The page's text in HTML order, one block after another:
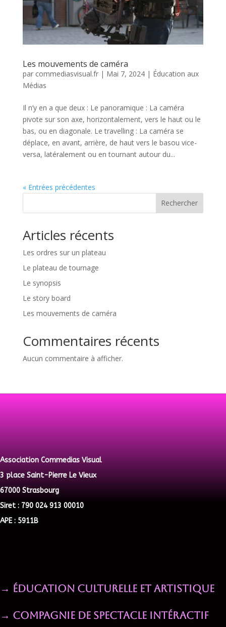
Les mouvements de caméra
par commediasvisual.fr| Mai 7, 2024| Éducation aux
Médias
Il n’y en a que deux : Le panoramique : La caméra
pivote sur son axe, horizontalement, vers le haut ou le
bas, ou en diagonale. Le travelling : La caméra se
déplace, en avant, arrière, de haut vers le basou vice-
versa, latéralement ou en tournant autour du...
« Entrées précédentes
Rechercher
Articles récents
Les ordres sur un plateau
Le plateau de tournage
Le synopsis
Le story board
Les mouvements de caméra
Commentaires récents
Aucun commentaire à afficher.
Association Commedias Visual
3 place Saint-Pierre Le Vieux
67000 Strasbourg
Siret : 790 024 913 00010
APE : 5911B
→ Éducation Culturelle et Artistique
→ Compagnie de spectacle intéractif